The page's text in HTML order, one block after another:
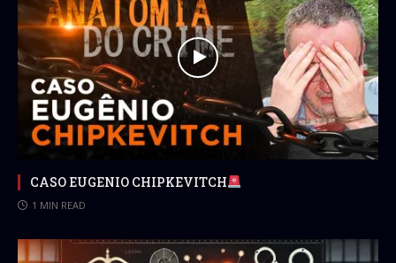
CASO EUGENIO CHIPKEVITCH
1 MIN READ